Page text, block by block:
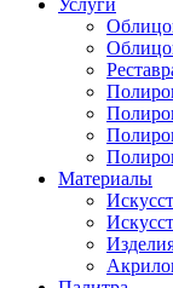
Услуги
Материалы